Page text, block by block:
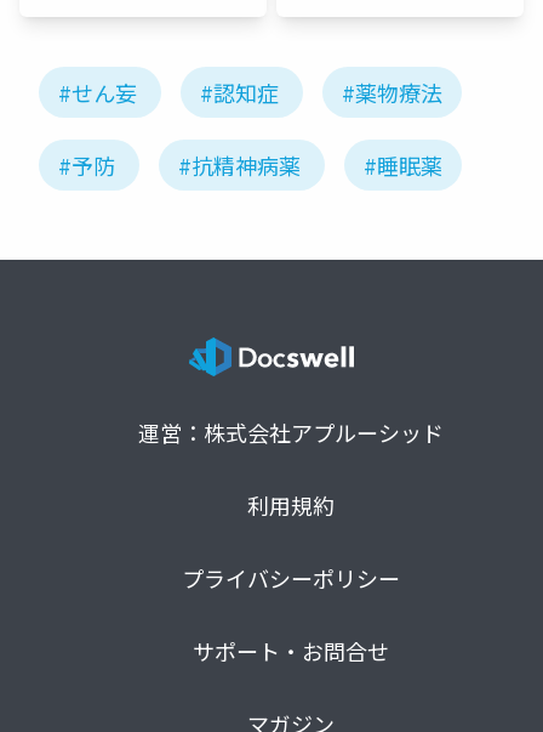
#せん妄 #認知症 #薬物療法
#予防 #抗精神病薬 #睡眠薬
運営：株式会社アプルーシッド
利用規約
プライバシーポリシー
サポート・お問合せ
マガジン